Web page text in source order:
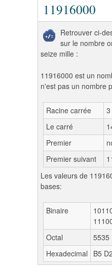
11916000
Retrouver ci-
sur le nombre
seize mille :
11916000 est un
n'est pas un nombre
Racine carrée
Le carré
Premier
Premier suivant
Les valeurs de
bases:
Binaire
Octal
5535
Hexadecimal
B5